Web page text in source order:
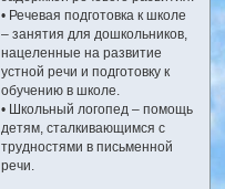
• Речевая подготовка к школе
– занятия для дошкольников,
нацеленные на развитие
устной речи и подготовку к
обучению в школе.
• Школьный логопед – помощь
детям, сталкивающимся с
трудностями в письменной
речи.